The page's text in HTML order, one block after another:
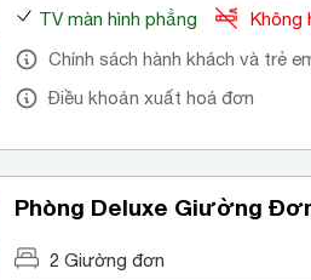
TV màn hình phẳng
Không
Chính sách hành khách và trẻ
Điều khoản xuất hoá đơn
Phòng Deluxe Giường
2 Giường đơn